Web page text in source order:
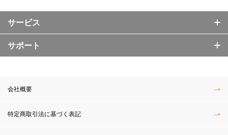
サービス
サポート
会社概要
特定商取引法に基づく表記